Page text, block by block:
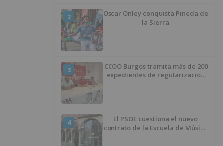
2
Oscar Onley conquista Pineda de
la Sierra
3
CCOO Burgos tramita más de 200
expedientes de regularización
4
El PSOE cuestiona el nuevo
contrato de la Escuela de Música